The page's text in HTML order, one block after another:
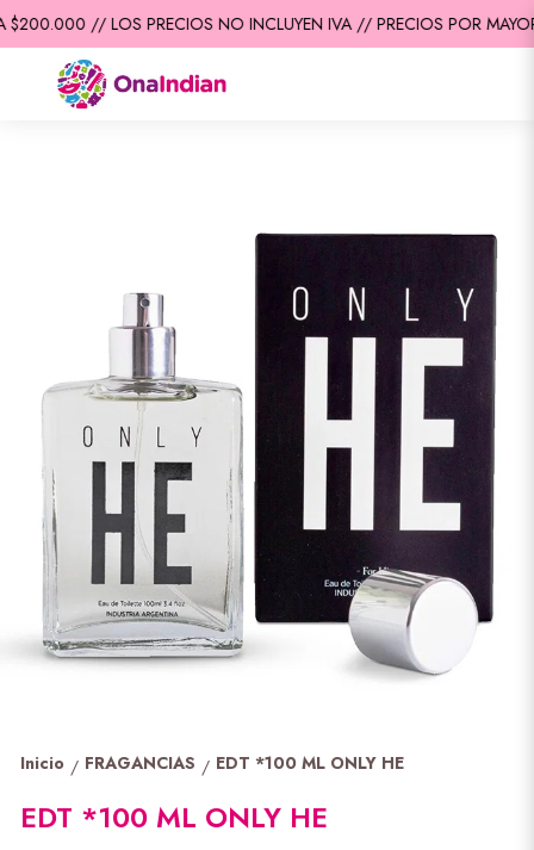
// LOS PRECIOS NO INCLUYEN IVA // PRECIOS POR
Inicio / FRAGANCIAS / EDT *100 ML ONLY HE
EDT *100 ML ONLY HE